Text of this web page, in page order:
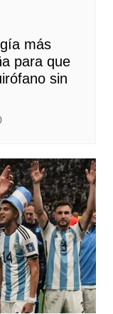
más
para que
sin